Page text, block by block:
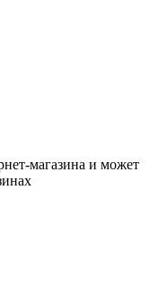
магазина и может